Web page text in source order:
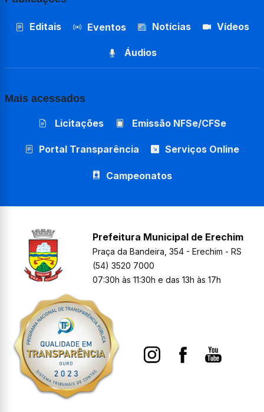
Editais Eventos Notícias Vídeos
Áudios
Mais acessados
Licitações Emissão NFSe/CFSe
Portal Transparência Serviços Online
Campeonatos
Prefeitura Municipal de Erechim
Praça da Bandeira, 354 - Erechim - RS
(54) 3520 7000
07:30h às 11:30h e das 13h às 17h